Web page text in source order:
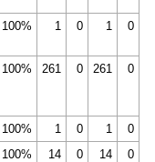
100% 1 0 1 0
100% 261 0 261 0
100% 1 0 1 0
100% 14 0 14 0